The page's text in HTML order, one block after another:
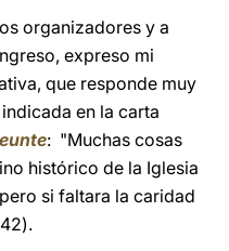
organizadores y a
expreso mi
que responde muy
en la carta
: "Muchas cosas
histórico de la Iglesia
si faltara la caridad